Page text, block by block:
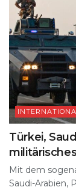
Türkei,
Mit dem
Saudi-Arabien,